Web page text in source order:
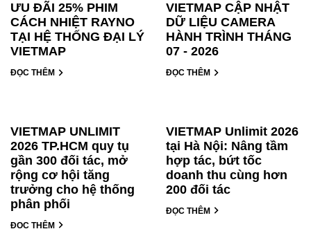
ƯU ĐÃI 25% PHIM
CÁCH NHIỆT RAYNO
TẠI HỆ THỐNG ĐẠI LÝ
VIETMAP
ĐỌC THÊM
VIETMAP CẬP NHẬT
DỮ LIỆU CAMERA
HÀNH TRÌNH THÁNG
07 - 2026
ĐỌC THÊM
VIETMAP UNLIMIT
2026 TP.HCM quy tụ
gần 300 đối tác, mở
rộng cơ hội tăng
trưởng cho hệ thống
phân phối
ĐỌC THÊM
VIETMAP Unlimit 2026
tại Hà Nội: Nâng tầm
hợp tác, bứt tốc
doanh thu cùng hơn
200 đối tác
ĐỌC THÊM